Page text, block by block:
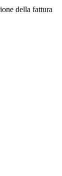
della fattura